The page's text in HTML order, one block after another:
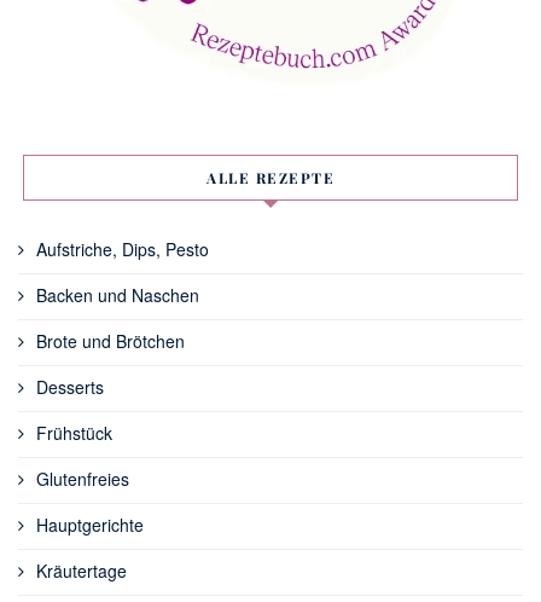
ALLE REZEPTE
Aufstriche, Dips, Pesto
Backen und Naschen
Brote und Brötchen
Desserts
Frühstück
Glutenfreies
Hauptgerichte
Kräutertage